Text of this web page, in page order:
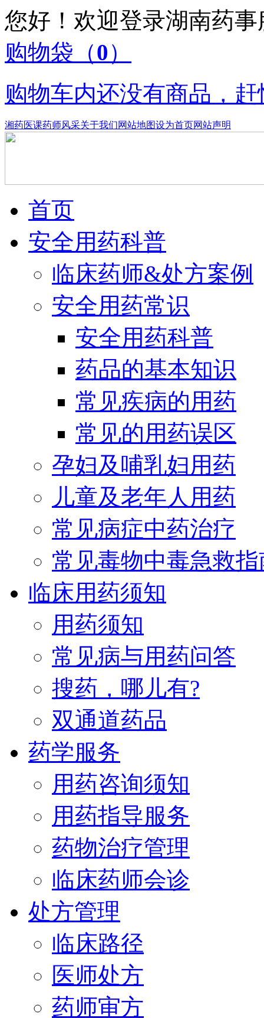
您好！欢迎登录湖南药
购物袋 （0）
购物车内还没有商品，
湘药医课药师风采关于我们网站地图设为首页网站声明
首页
安全用药科普
临床药师&处方案例
安全用药常识
安全用药科普
药品的基本知识
常见疾病的用药
常见的用药误区
孕妇及哺乳妇用药
儿童及老年人用药
常见病症中药治疗
常见毒物中毒急救指
临床用药须知
用药须知
常见病与用药问答
搜药，哪儿有?
双通道药品
药学服务
用药咨询须知
用药指导服务
药物治疗管理
临床药师会诊
处方管理
临床路径
医师处方
药师审方